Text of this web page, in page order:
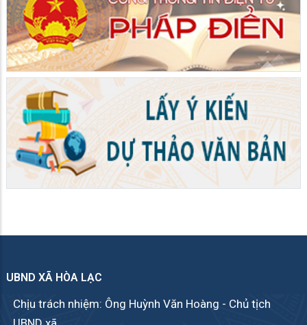
UBND XÃ HÒA LẠC
Chịu trách nhiệm: Ông Huỳnh Văn Hoàng - Chủ tịch